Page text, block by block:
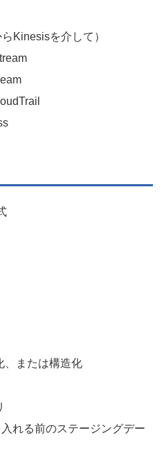
Kinesisを介して）
、または構造化
れる前のステージングデー